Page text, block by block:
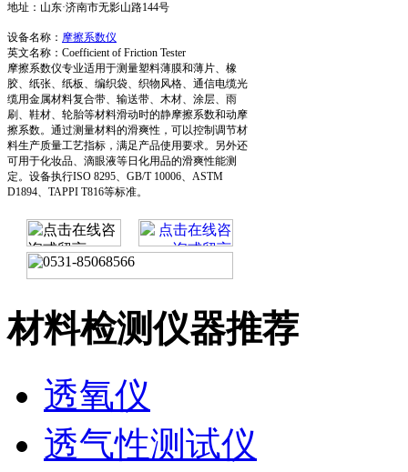
地址：山东·济南市无影山路144号
设备名称： 摩擦系数仪
英文名称：Coefficient of Friction Tester
摩擦系数仪专业适用于测量塑料薄膜和薄片、橡
胶、纸张、纸板、编织袋、织物风格、通信电缆光
缆用金属材料复合带、输送带、木材、涂层、雨
刷、鞋材、轮胎等材料滑动时的静摩擦系数和动摩
擦系数。通过测量材料的滑爽性，可以控制调节材
料生产质量工艺指标，满足产品使用要求。另外还
可用于化妆品、滴眼液等日化用品的滑爽性能测
定。设备执行ISO 8295、GB/T 10006、ASTM
D1894、TAPPI T816等标准。
材料检测仪器推荐
透氧仪
透气性测试仪